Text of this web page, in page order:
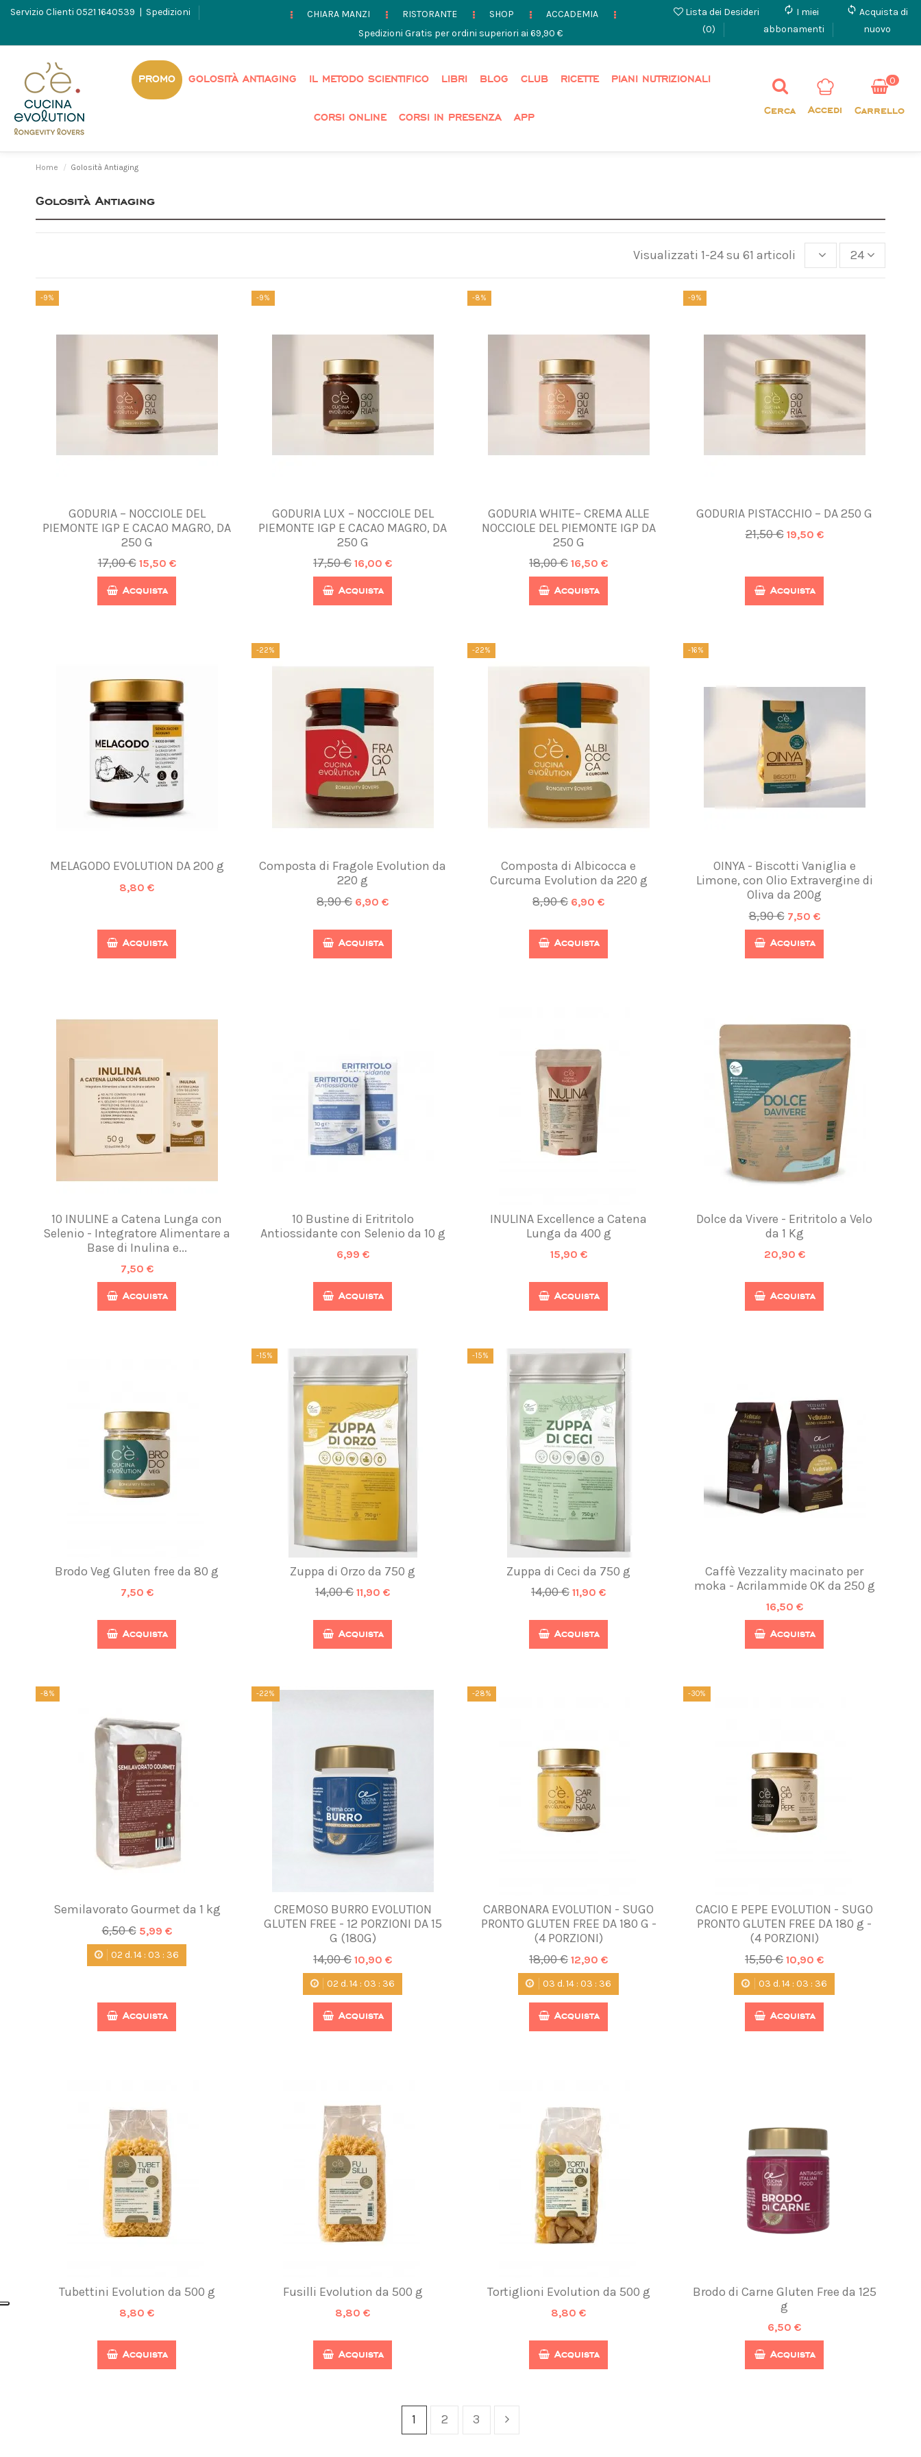
Servizio Clienti 0521 1640539 | Spedizioni CHIARA MANZI RISTORANTE SHOP
ACCADEMIA
Spedizioni Gratis per ordini superiori ai 69,90 €
Lista dei Desideri
(0)
autorenew I miei
abbonamenti
loop Acquista di
nuovo
PROMO GOLOSITÀ ANTIAGING IL METODO SCIENTIFICO LIBRI BLOG CLUB RICETTE PIANI NUTRIZIONALI
CORSI ONLINE CORSI IN PRESENZA APP
Cerca Accedi
0
Carrello
Home Golosità Antiaging
Golosità Antiaging
Visualizzati 1-24 su 61 articoli 24
-9%
GODURIA – NOCCIOLE DEL
PIEMONTE IGP E CACAO MAGRO, DA
250 G
17,00 € 15,50 €
Acquista
-9%
GODURIA LUX – NOCCIOLE DEL
PIEMONTE IGP E CACAO MAGRO, DA
250 G
17,50 € 16,00 €
Acquista
-8%
GODURIA WHITE– CREMA ALLE
NOCCIOLE DEL PIEMONTE IGP DA
250 G
18,00 € 16,50 €
Acquista
-9%
GODURIA PISTACCHIO – DA 250 G
21,50 € 19,50 €
Acquista
MELAGODO EVOLUTION DA 200 g
8,80 €
Acquista
-22%
Composta di Fragole Evolution da
220 g
8,90 € 6,90 €
Acquista
-22%
Composta di Albicocca e
Curcuma Evolution da 220 g
8,90 € 6,90 €
Acquista
-16%
OINYA - Biscotti Vaniglia e
Limone, con Olio Extravergine di
Oliva da 200g
8,90 € 7,50 €
Acquista
10 INULINE a Catena Lunga con
Selenio - Integratore Alimentare a
Base di Inulina e...
7,50 €
Acquista
10 Bustine di Eritritolo
Antiossidante con Selenio da 10 g
6,99 €
Acquista
INULINA Excellence a Catena
Lunga da 400 g
15,90 €
Acquista
Dolce da Vivere - Eritritolo a Velo
da 1 Kg
20,90 €
Acquista
Brodo Veg Gluten free da 80 g
7,50 €
Acquista
-15%
Zuppa di Orzo da 750 g
14,00 € 11,90 €
Acquista
-15%
Zuppa di Ceci da 750 g
14,00 € 11,90 €
Acquista
Caffè Vezzality macinato per
moka - Acrilammide OK da 250 g
16,50 €
Acquista
-8%
Semilavorato Gourmet da 1 kg
6,50 € 5,99 €
02 d. 14 :03 : 35
Acquista
-22%
CREMOSO BURRO EVOLUTION
GLUTEN FREE - 12 PORZIONI DA 15
G (180G)
14,00 € 10,90 €
02 d. 14 :03 : 35
Acquista
-28%
CARBONARA EVOLUTION - SUGO
PRONTO GLUTEN FREE DA 180 G -
(4 PORZIONI)
18,00 € 12,90 €
03 d. 14 :03 : 35
Acquista
-30%
CACIO E PEPE EVOLUTION - SUGO
PRONTO GLUTEN FREE DA 180 g -
(4 PORZIONI)
15,50 € 10,90 €
03 d. 14 :03 : 35
Acquista
Tubettini Evolution da 500 g
8,80 €
Acquista
Fusilli Evolution da 500 g
8,80 €
Acquista
Tortiglioni Evolution da 500 g
8,80 €
Acquista
Brodo di Carne Gluten Free da 125
g
6,50 €
Acquista
1 2 3